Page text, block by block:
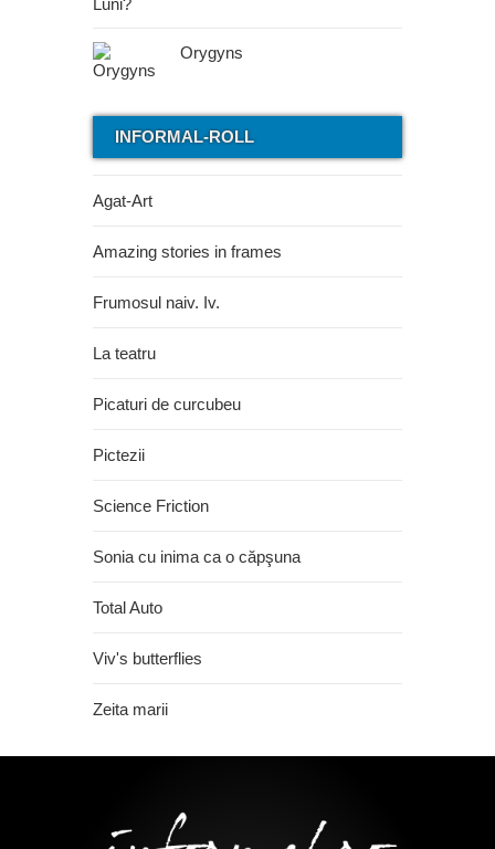
Orygyns
INFORMAL-ROLL
Agat-Art
Amazing stories in frames
Frumosul naiv. Iv.
La teatru
Picaturi de curcubeu
Pictezii
Science Friction
Sonia cu inima ca o căpşuna
Total Auto
Viv's butterflies
Zeita marii